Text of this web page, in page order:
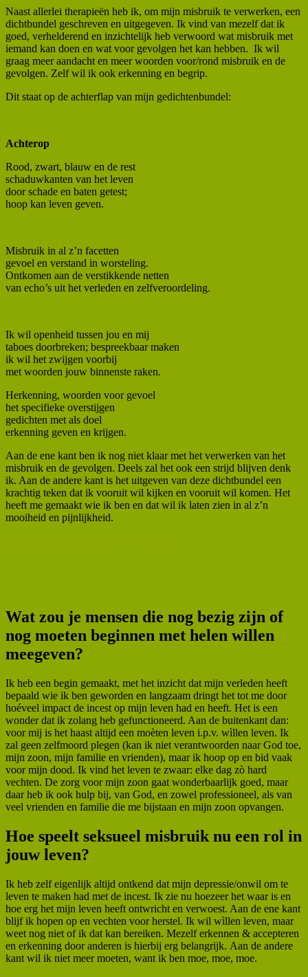
Naast allerlei therapieën heb ik, om mijn misbruik te verwerken, een
dichtbundel geschreven en uitgegeven. Ik vind van mezelf dat ik
goed, verhelderend en inzichtelijk heb verwoord wat misbruik met
iemand kan doen en wat voor gevolgen het kan hebben. Ik wil
graag meer aandacht en meer woorden voor/rond misbruik en de
gevolgen. Zelf wil ik ook erkenning en begrip.
Dit staat op de achterflap van mijn gedichtenbundel:
Achterop
Rood, zwart, blauw en de rest
schaduwkanten van het leven
door schade en baten getest;
hoop kan leven geven.
Misbruik in al z’n facetten
gevoel en verstand in worsteling.
Ontkomen aan de verstikkende netten
van echo’s uit het verleden en zelfveroordeling.
Ik wil openheid tussen jou en mij
taboes doorbreken; bespreekbaar maken
ik wil het zwijgen voorbij
met woorden jouw binnenste raken.
Herkenning, woorden voor gevoel
het specifieke overstijgen
gedichten met als doel
erkenning geven en krijgen.
Aan de ene kant ben ik nog niet klaar met het verwerken van het
misbruik en de gevolgen. Deels zal het ook een strijd blijven denk
ik. Aan de andere kant is het uitgeven van deze dichtbundel een
krachtig teken dat ik vooruit wil kijken en vooruit wil komen. Het
heeft me gemaakt wie ik ben en dat wil ik laten zien in al z’n
mooiheid en pijnlijkheid.
Wat zou je mensen die nog bezig zijn of
nog moeten beginnen met helen willen
meegeven?
Ik heb een begin gemaakt, met het inzicht dat mijn verleden heeft
bepaald wie ik ben geworden en langzaam dringt het tot me door
hoéveel impact de incest op mijn leven had en heeft. Het is een
wonder dat ik zolang heb gefunctioneerd. Aan de buitenkant dan:
voor mij is het haast altijd een moèten leven i.p.v. wìllen leven. Ik
zal geen zelfmoord plegen (kan ik niet verantwoorden naar God toe,
mijn zoon, mijn familie en vrienden), maar ik hoop op en bid vaak
voor mijn dood. Ik vind het leven te zwaar: elke dag zò hard
vechten. De zorg voor mijn zoon gaat wonderbaarlijk goed, maar
daar heb ik ook hulp bij, van God, en zowel professioneel, als van
veel vrienden en familie die me bijstaan en mijn zoon opvangen.
Hoe speelt seksueel misbruik nu een rol in
jouw leven?
Ik heb zelf eigenlijk altijd ontkend dat mijn depressie/onwil om te
leven te maken had met de incest. Ik zie nu hoezeer het waar is en
hoe erg het mijn leven heeft ontwricht en verwoest. Aan de ene kant
blijf ik hopen op en vechten voor herstel. Ik wil wìllen leven, maar
weet nog niet of ik dat kan bereiken. Mezelf erkennen & accepteren
en erkenning door anderen is hierbij erg belangrijk. Aan de andere
kant wil ik niet meer moeten, want ik ben moe, moe, moe.